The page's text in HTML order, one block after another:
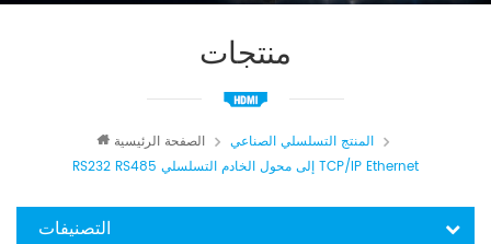
منتجات
الصفحة الرئيسية
المنتج التسلسلي الصناعي
RS232 RS485 إلى محول الخادم التسلسلي TCP/IP Ethernet
التصنيفات